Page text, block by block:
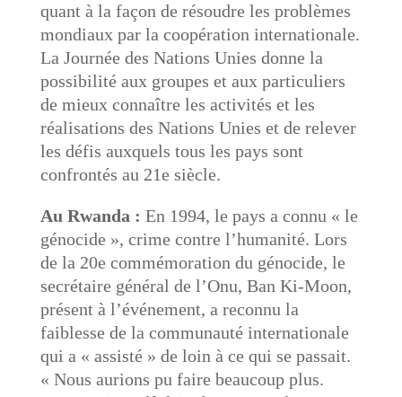
quant à la façon de résoudre les problèmes
mondiaux par la coopération internationale.
La Journée des Nations Unies donne la
possibilité aux groupes et aux particuliers
de mieux connaître les activités et les
réalisations des Nations Unies et de relever
les défis auxquels tous les pays sont
confrontés au 21e siècle.
Au Rwanda : En 1994, le pays a connu « le
génocide », crime contre l’humanité. Lors
de la 20e commémoration du génocide, le
secrétaire général de l’Onu, Ban Ki-Moon,
présent à l’événement, a reconnu la
faiblesse de la communauté internationale
qui a « assisté » de loin à ce qui se passait.
« Nous aurions pu faire beaucoup plus.